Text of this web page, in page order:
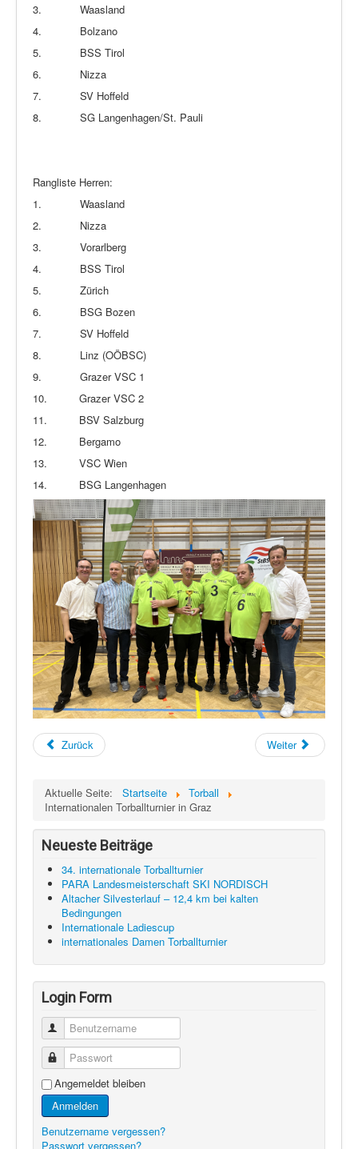
3.
Waasland
4.
Bolzano
5.
BSS Tirol
6.
Nizza
7.
SV Hoffeld
8.
SG Langenhagen/St. Pauli
Rangliste Herren:
1.
Waasland
2.
Nizza
3.
Vorarlberg
4.
BSS Tirol
5.
Zürich
6.
BSG Bozen
7.
SV Hoffeld
8.
Linz (OÖBSC)
9.
Grazer VSC 1
10.
Grazer VSC 2
11.
BSV Salzburg
12.
Bergamo
13.
VSC Wien
14.
BSG Langenhagen
Zurück Weiter
Aktuelle Seite: Startseite
Torball
Internationalen Torballturnier in Graz
Neueste Beiträge
34. internationale Torballturnier
PARA Landesmeisterschaft SKI NORDISCH
Altacher Silvesterlauf – 12,4 km bei kalten
Bedingungen
Internationale Ladiescup
internationales Damen Torballturnier
Login Form
Benutzername
Passwort
Angemeldet bleiben
Anmelden
Benutzername vergessen?
Passwort vergessen?